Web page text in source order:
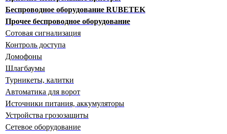
Беспроводное оборудование RUBETEK
Прочее беспроводное оборудование
Сотовая сигнализация
Контроль доступа
Домофоны
Шлагбаумы
Турникеты, калитки
Автоматика для ворот
Источники питания, аккумуляторы
Устройства грозозащиты
Сетевое оборудование